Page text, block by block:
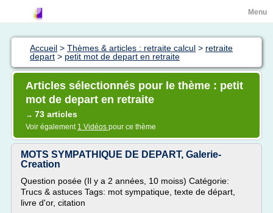
Menu
Accueil > Thèmes & articles : retraite calcul > retraite
depart > petit mot de depart en retraite
Articles sélectionnés pour le thème : petit
mot de depart en retraite
→ 73 articles
Voir également 1 Vidéos pour ce thème
MOTS SYMPATHIQUE DE DEPART, Galerie-
Creation
Question posée (Il y a 2 années, 10 moiss) Catégorie:
Trucs & astuces Tags: mot sympatique, texte de départ,
livre d'or, citation